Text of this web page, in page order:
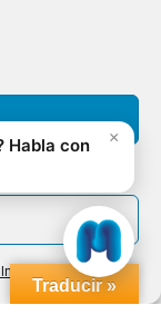
Impressum
Traducir »